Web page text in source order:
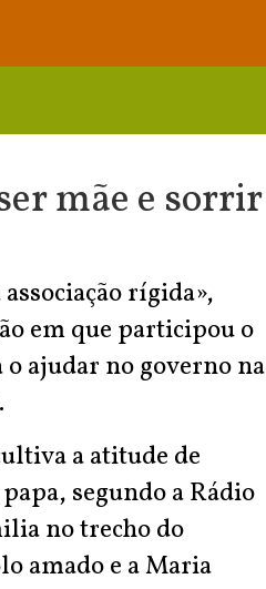
mãe e sorrir
rígida»,
em que participou o
ajudar no governo na
a atitude de
segundo a Rádio
no trecho do
amado e a Maria